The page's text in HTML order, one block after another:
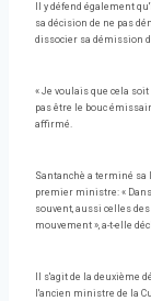
Il y défend également
sa décision de ne pas
dissocier sa démission
« Je voulais que cela
pas être le bouc
affirmé.
Santanchè a terminé sa
premier ministre: «
souvent, aussi celles
mouvement », a-t-elle
Il s'agit de la deuxième
l'ancien ministre de la